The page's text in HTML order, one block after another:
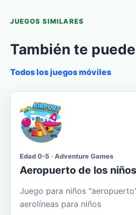
JUEGOS SIMILARES
También te
Todos los juegos móviles
Edad 0-5 · Adventure Games
Aeropuerto de los niños
Juego para niños
aerolíneas para niños